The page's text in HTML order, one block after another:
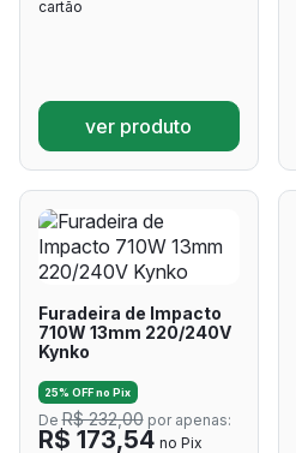
cartão
ver produto
Furadeira de Impacto
710W 13mm 220/240V
Kynko
25% OFF no Pix
DeR$ 232,00por apenas:
R$ 173,54 no Pix